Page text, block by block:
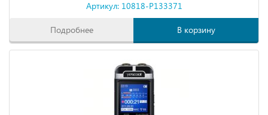
Артикул: 10818-P133371
Подробнее В корзину